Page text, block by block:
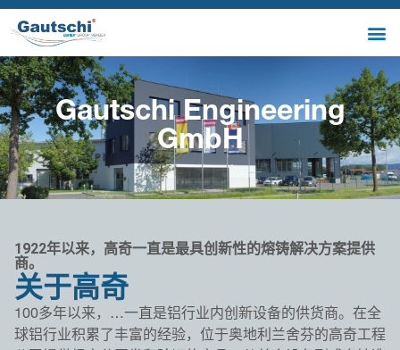
Gautschi Engineering
GmbH
1922年以来，高奇一直是最具创新性的熔铸解决方案提供
商。
关于高奇
100多年以来，…一直是铝行业内创新设备的供货商。在全
球铝行业积累了丰富的经验，位于奥地利兰舍芬的高奇工程